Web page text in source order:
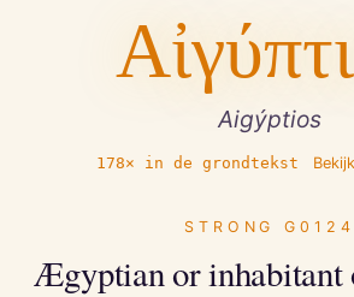
Aigýptios
178× in de grondtekst
STRONGG0124
Ægyptian or